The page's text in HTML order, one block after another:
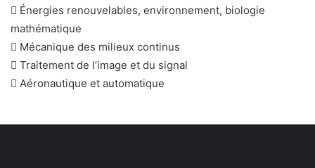
 Énergies renouvelables, environnement, biologie
mathématique
 Mécanique des milieux continus
 Traitement de l’image et du signal
 Aéronautique et automatique